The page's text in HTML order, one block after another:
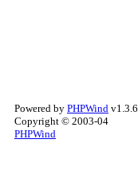
Powered by PHPWind v1.3.6
Copyright © 2003-04
PHPWind